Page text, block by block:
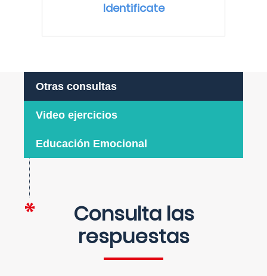
Identificate
Otras consultas
Video ejercicios
Educación Emocional
Consulta las
respuestas